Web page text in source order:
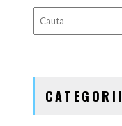
CATEGORII